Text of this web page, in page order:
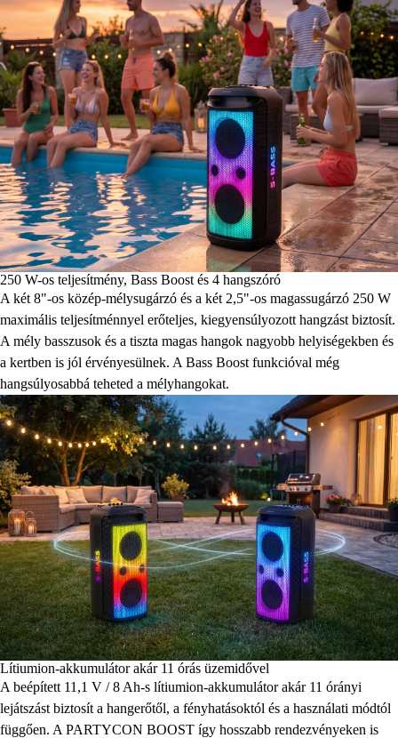
250 W-os teljesítmény, Bass Boost és 4 hangszóró
A két 8"-os közép-mélysugárzó és a két 2,5"-os magassugárzó 250 W
maximális teljesítménnyel erőteljes, kiegyensúlyozott hangzást biztosít.
A mély basszusok és a tiszta magas hangok nagyobb helyiségekben és
a kertben is jól érvényesülnek. A Bass Boost funkcióval még
hangsúlyosabbá teheted a mélyhangokat.
Lítiumion-akkumulátor akár 11 órás üzemidővel
A beépített 11,1 V / 8 Ah-s lítiumion-akkumulátor akár 11 órányi
lejátszást biztosít a hangerőtől, a fényhatásoktól és a használati módtól
függően. A PARTYCON BOOST így hosszabb rendezvényeken is